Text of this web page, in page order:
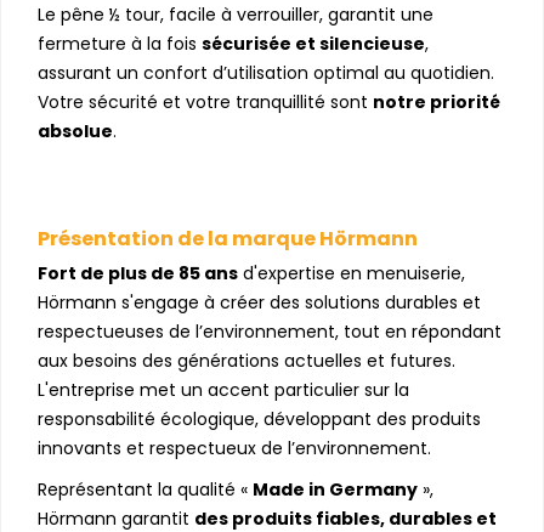
Le pêne ½ tour, facile à verrouiller, garantit une
fermeture à la fois sécurisée et silencieuse,
assurant un confort d’utilisation optimal au quotidien.
Votre sécurité et votre tranquillité sont notre priorité
absolue.
Présentation de la marque Hörmann
Fort de plus de 85 ans d'expertise en menuiserie,
Hörmann s'engage à créer des solutions durables et
respectueuses de l’environnement, tout en répondant
aux besoins des générations actuelles et futures.
L'entreprise met un accent particulier sur la
responsabilité écologique, développant des produits
innovants et respectueux de l’environnement.
Représentant la qualité « Made in Germany »,
Hörmann garantit des produits fiables, durables et